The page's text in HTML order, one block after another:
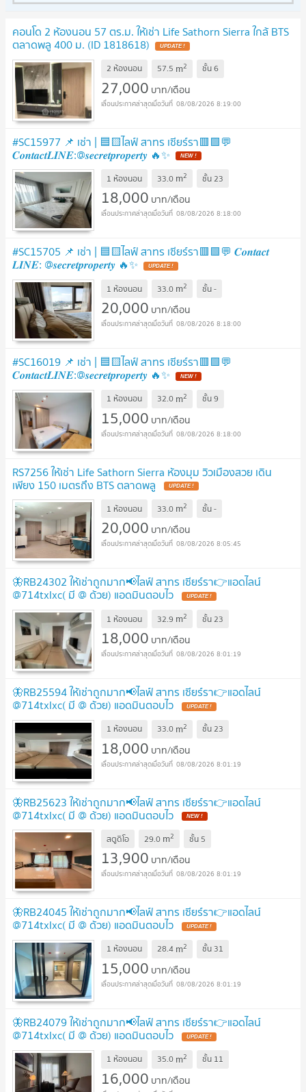
คอนโด 2 ห้องนอน 57 ตร.ม. ให้เช่า Life Sathorn Sierra ใกล้ BTS
ตลาดพลู 400 ม. (ID 1818618)
2 ห้องนอน 57.5 m2 ชั้น6
27,000 บาท/เดือน
08/08/2026 8:19:00
#SC15977 📌 เช่า | 🟦🟨ไลฟ์ สาทร เซียร์รา🟥🟩💬
𝑪𝒐𝒏𝒕𝒂𝒄𝒕𝑳𝑰𝑵𝑬:@𝒔𝒆𝒄𝒓𝒆𝒕𝒑𝒓𝒐𝒑𝒆𝒓𝒕𝒚 🔥✨
1 ห้องนอน 33.0 m2 ชั้น23
18,000 บาท/เดือน
08/08/2026 8:18:00
#SC15705 📌 เช่า | 🟦🟨ไลฟ์ สาทร เซียร์รา🟥🟩💬 𝑪𝒐𝒏𝒕𝒂𝒄𝒕
𝑳𝑰𝑵𝑬: @𝒔𝒆𝒄𝒓𝒆𝒕𝒑𝒓𝒐𝒑𝒆𝒓𝒕𝒚 🔥✨
1 ห้องนอน 33.0 m2 ชั้น-
20,000 บาท/เดือน
08/08/2026 8:18:00
#SC16019 📌 เช่า | 🟦🟨ไลฟ์ สาทร เซียร์รา🟥🟩💬
𝑪𝒐𝒏𝒕𝒂𝒄𝒕𝑳𝑰𝑵𝑬:@𝒔𝒆𝒄𝒓𝒆𝒕𝒑𝒓𝒐𝒑𝒆𝒓𝒕𝒚 🔥✨
1 ห้องนอน 32.0 m2 ชั้น9
15,000 บาท/เดือน
08/08/2026 8:18:00
RS7256 ให้เช่า Life Sathorn Sierra ห้องมุม วิวเมืองสวย เดิน
เพียง 150 เมตรถึง BTS ตลาดพลู
1 ห้องนอน 33.0 m2 ชั้น-
20,000 บาท/เดือน
08/08/2026 8:05:45
🦋RB24302 ให้เช่าถูกมาก📢ไลฟ์ สาทร เซียร์รา👉แอดไลน์
@714txlxc( มี @ ด้วย) แอดมินตอบไว
1 ห้องนอน 32.9 m2 ชั้น23
18,000 บาท/เดือน
08/08/2026 8:01:19
🦋RB25594 ให้เช่าถูกมาก📢ไลฟ์ สาทร เซียร์รา👉แอดไลน์
@714txlxc( มี @ ด้วย) แอดมินตอบไว
1 ห้องนอน 33.0 m2 ชั้น23
18,000 บาท/เดือน
08/08/2026 8:01:19
🦋RB25623 ให้เช่าถูกมาก📢ไลฟ์ สาทร เซียร์รา👉แอดไลน์
@714txlxc( มี @ ด้วย) แอดมินตอบไว
สตูดิโอ 29.0 m2 ชั้น 5
13,900 บาท/เดือน
08/08/2026 8:01:19
🦋RB24045 ให้เช่าถูกมาก📢ไลฟ์ สาทร เซียร์รา👉แอดไลน์
@714txlxc( มี @ ด้วย) แอดมินตอบไว
1 ห้องนอน 28.4 m2 ชั้น 31
15,000 บาท/เดือน
08/08/2026 8:01:19
🦋RB24079 ให้เช่าถูกมาก📢ไลฟ์ สาทร เซียร์รา👉แอดไลน์
@714txlxc( มี @ ด้วย) แอดมินตอบไว
1 ห้องนอน 35.0 m2 ชั้น 11
16,000 บาท/เดือน